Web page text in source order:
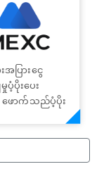
န်ပြီး ယုံကြည်
သောဝန်ဆောင်မှု
ပြုရလွယ်ကူ
အပြားငွေ
မှုပံ့ပိုးပေး
ဖောက်သည်ပံ့ပိုး
ပြုရလွယ်ကူ